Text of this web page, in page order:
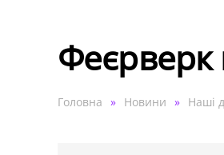
Феєрверк
Головна Новини Наші